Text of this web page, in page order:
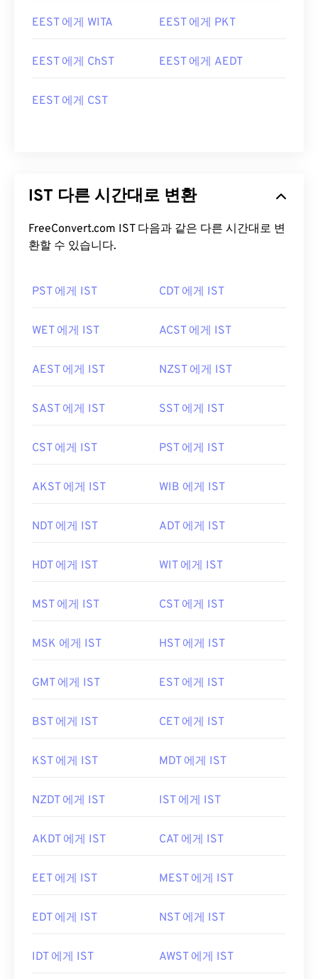
EEST 에게 WITA EEST 에게 PKT
EEST 에게 ChST EEST 에게 AEDT
EEST 에게 CST
IST 다른 시간대로 변환
FreeConvert.com IST 다음과 같은 다른 시간대로 변
환할 수 있습니다.
PST 에게 IST CDT 에게 IST
WET 에게 IST ACST 에게 IST
AEST 에게 IST NZST 에게 IST
SAST 에게 IST SST 에게 IST
CST 에게 IST PST 에게 IST
AKST 에게 IST WIB 에게 IST
NDT 에게 IST ADT 에게 IST
HDT 에게 IST WIT 에게 IST
MST 에게 IST CST 에게 IST
MSK 에게 IST HST 에게 IST
GMT 에게 IST EST 에게 IST
BST 에게 IST CET 에게 IST
KST 에게 IST MDT 에게 IST
NZDT 에게 IST IST 에게 IST
AKDT 에게 IST CAT 에게 IST
EET 에게 IST MEST 에게 IST
EDT 에게 IST NST 에게 IST
IDT 에게 IST AWST 에게 IST